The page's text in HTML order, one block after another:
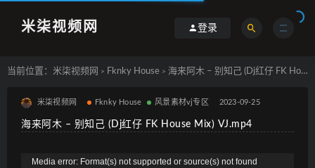
米柒视频网 登录
当前位置： 米柒视频网 > Fknky House > 海来阿木 – 别知己 (Dj红仔 FK House Mix) VJ.mp4
米柒视频网 Fknky House 风景素材vj专区 2023-09-25
海来阿木 – 别知己 (Dj红仔 FK House Mix) VJ.mp4
Media error: Format(s) not supported or source(s) not found